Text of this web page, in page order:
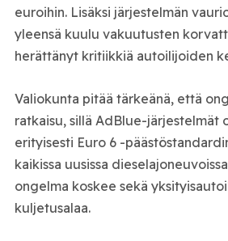
euroihin. Lisäksi järjestelmän
yleensä kuulu vakuutusten
herättänyt kritiikkiä autoilijoiden
Valiokunta pitää tärkeänä, että
ratkaisu, sillä AdBlue-järjestelmät
erityisesti Euro 6 -
kaikissa uusissa
ongelma koskee sekä
kuljetusalaa.